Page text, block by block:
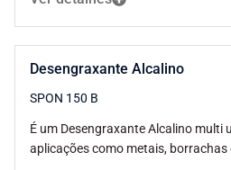
Desengraxante Alcalino
SPON 150 B
É um Desengraxante Alcalino multi
aplicações como metais, borrachas